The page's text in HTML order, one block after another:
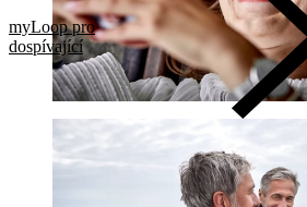
myLoop pro
dospívající